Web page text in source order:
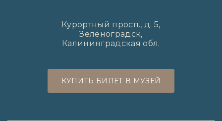
Курортный просп., д. 5,
Зеленоградск,
Калининградская обл.
КУПИТЬ БИЛЕТ В МУЗЕЙ